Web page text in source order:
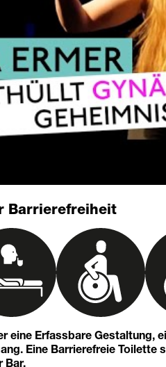
Barrierefreiheit
eine Erfassbare Gestaltung,
Eine Barrierefreie Toilette
Bar.